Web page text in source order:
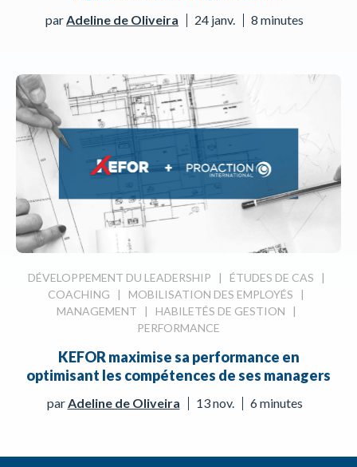
par Adeline de Oliveira 24 janv. 8 minutes
DÉVELOPPEMENT DU LEADERSHIP | ÉTUDES DE CAS |
COACHING | MOBILISATION DES EMPLOYÉS |
MANAGEMENT | HABILETÉS DE GESTION |
PERFORMANCE
KEFOR maximise sa performance en
optimisant les compétences de ses managers
par Adeline de Oliveira 13 nov. 6 minutes